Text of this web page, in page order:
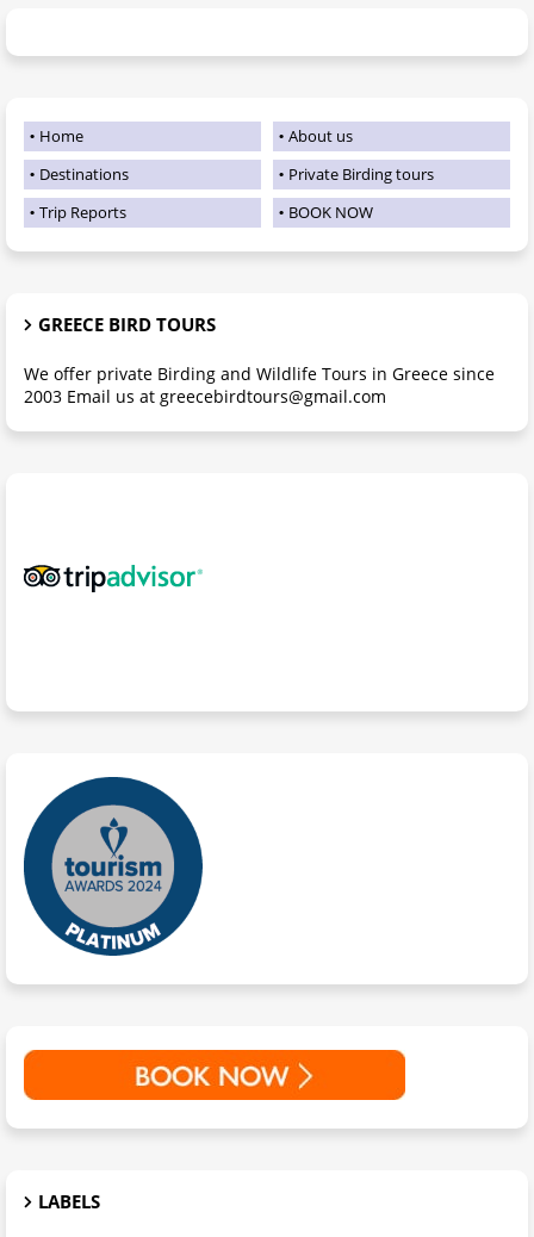
Home
About us
Destinations
Private Birding tours
Trip Reports
BOOK NOW
GREECE BIRD TOURS
We offer private Birding and Wildlife Tours in Greece since
2003 Email us at greecebirdtours@gmail.com
LABELS